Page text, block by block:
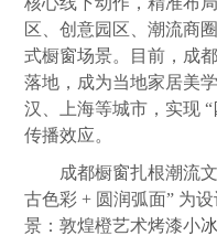
区、创意园区、潮流商
式橱窗场景。目前，成
落地，成为当地家居美
汉、上海等城市，实现
传播效应。
成都橱窗扎根潮流
古色彩 + 圆润弧面” 为
景：敦煌橙艺术烤漆小